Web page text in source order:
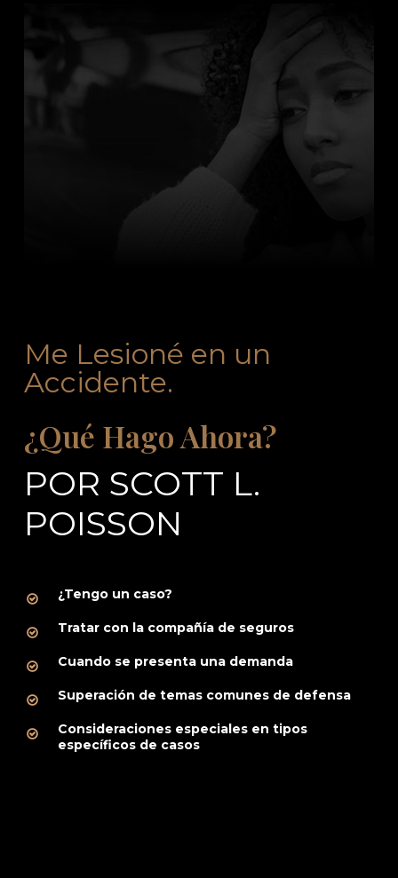
Me Lesioné en un
Accidente.
¿Qué Hago Ahora?
POR SCOTT L.
POISSON
¿Tengo un caso?
Tratar con la compañía de seguros
Cuando se presenta una demanda
Superación de temas comunes de defensa
Consideraciones especiales en tipos
específicos de casos